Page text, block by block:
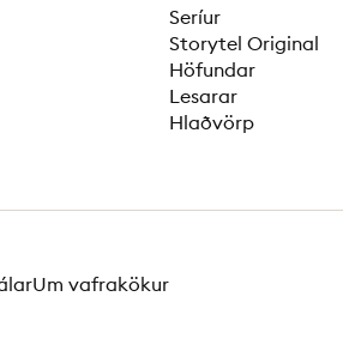
Seríur
Storytel Original
Höfundar
Lesarar
Hlaðvörp
Um vafrakökur